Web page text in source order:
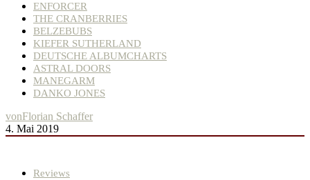
ENFORCER
THE CRANBERRIES
BELZEBUBS
KIEFER SUTHERLAND
DEUTSCHE ALBUMCHARTS
ASTRAL DOORS
MANEGARM
DANKO JONES
vonFlorian Schaffer
4. Mai 2019
Reviews